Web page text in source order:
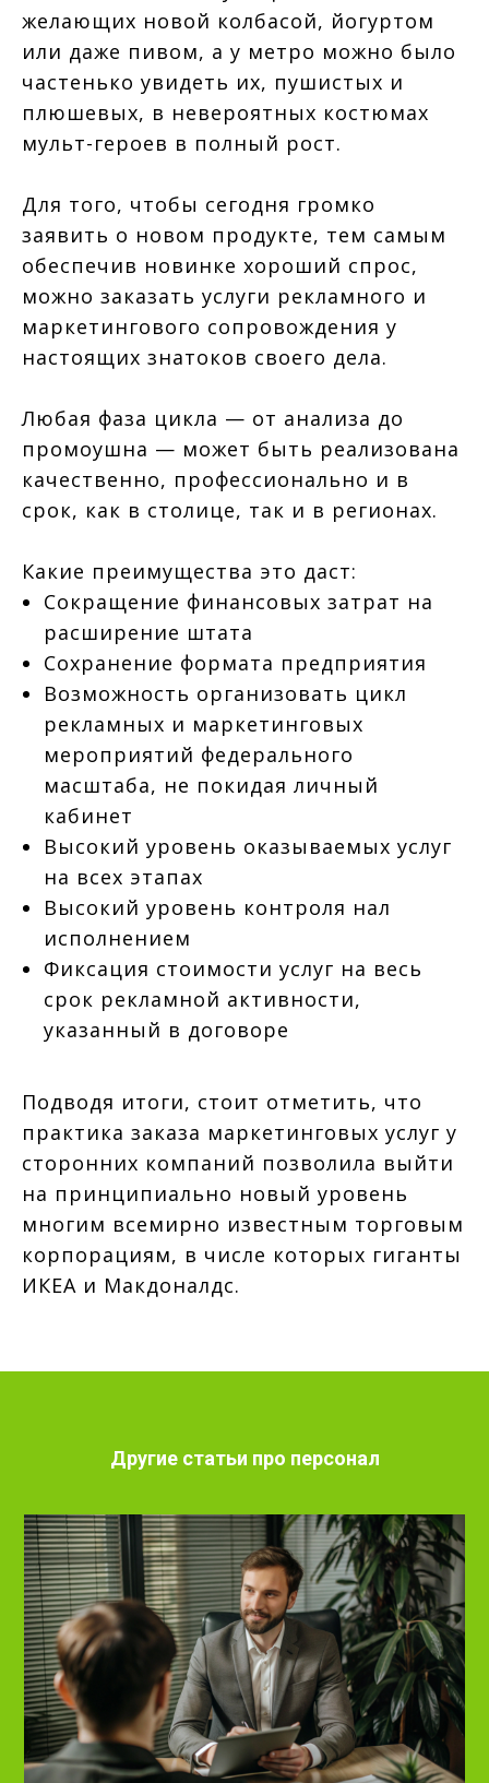
желающих новой колбасой, йогуртом
или даже пивом, а у метро можно было
частенько увидеть их, пушистых и
плюшевых, в невероятных костюмах
мульт-героев в полный рост.
Для того, чтобы сегодня громко
заявить о новом продукте, тем самым
обеспечив новинке хороший спрос,
можно заказать услуги рекламного и
маркетингового сопровождения у
настоящих знатоков своего дела.
Любая фаза цикла — от анализа до
промоушна — может быть реализована
качественно, профессионально и в
срок, как в столице, так и в регионах.
Какие преимущества это даст:
Сокращение финансовых затрат на
расширение штата
Сохранение формата предприятия
Возможность организовать цикл
рекламных и маркетинговых
мероприятий федерального
масштаба, не покидая личный
кабинет
Высокий уровень оказываемых услуг
на всех этапах
Высокий уровень контроля нал
исполнением
Фиксация стоимости услуг на весь
срок рекламной активности,
указанный в договоре
Подводя итоги, стоит отметить, что
практика заказа маркетинговых услуг у
сторонних компаний позволила выйти
на принципиально новый уровень
многим всемирно известным торговым
корпорациям, в числе которых гиганты
ИКЕА и Макдоналдс.
Другие статьи про персонал